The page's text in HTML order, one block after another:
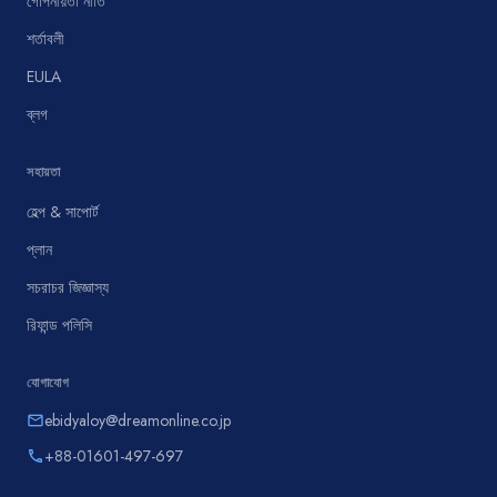
শর্তাবলী
EULA
ব্লগ
সহায়তা
হেল্প & সাপোর্ট
প্লান
সচরাচর জিজ্ঞাস্য
রিফান্ড পলিসি
যোগাযোগ
emailebidyaloy@dreamonline.co.jp
phone+88-01601-497-697